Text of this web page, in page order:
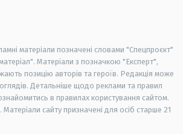
матеріали позначені словами "Спецпроєкт"
Матеріали з позначкою "Експерт",
позицію авторів та героїв. Редакція може
Детальніше щодо реклами та правил
в правилах користування сайтом.
Матеріали сайту призначені для осіб старше 21